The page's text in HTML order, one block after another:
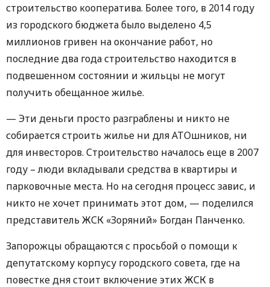
строительство кооператива. Более того, в 2014 году
из городского бюджета было выделено 4,5
миллионов гривен на окончание работ, но
последние два года строительство находится в
подвешенном состоянии и жильцы не могут
получить обещанное жилье.
— Эти деньги просто разграблены и никто не
собирается строить жилье ни для АТОшников, ни
для инвесторов. Строительство началось еще в 2007
году – люди вкладывали средства в квартиры и
парковочные места. Но на сегодня процесс завис, и
никто не хочет принимать этот дом, — поделился
представитель ЖСК «Зоряний» Богдан Панченко.
Запорожцы обращаются с просьбой о помощи к
депутатскому корпусу городского совета, где на
повестке дня стоит включение этих ЖСК в